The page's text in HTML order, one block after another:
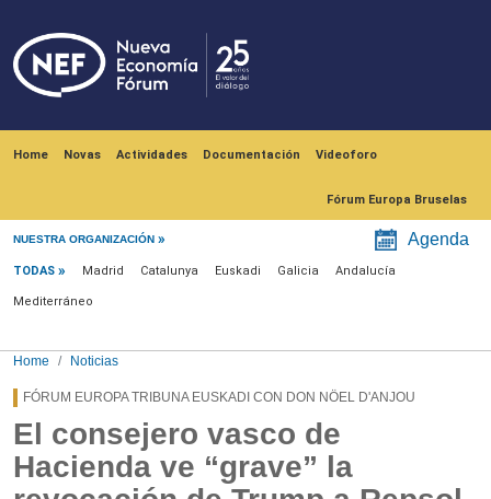
Home Novas Actividades Documentación Videoforo
Fórum Europa Bruselas
NUESTRA ORGANIZACIÓN Agenda
Menú noticias
TODAS Madrid Catalunya Euskadi Galicia Andalucía
Mediterráneo
Home Noticias
FÓRUM EUROPA TRIBUNA EUSKADI CON DON NÖEL D'ANJOU
El consejero vasco de
Hacienda ve “grave” la